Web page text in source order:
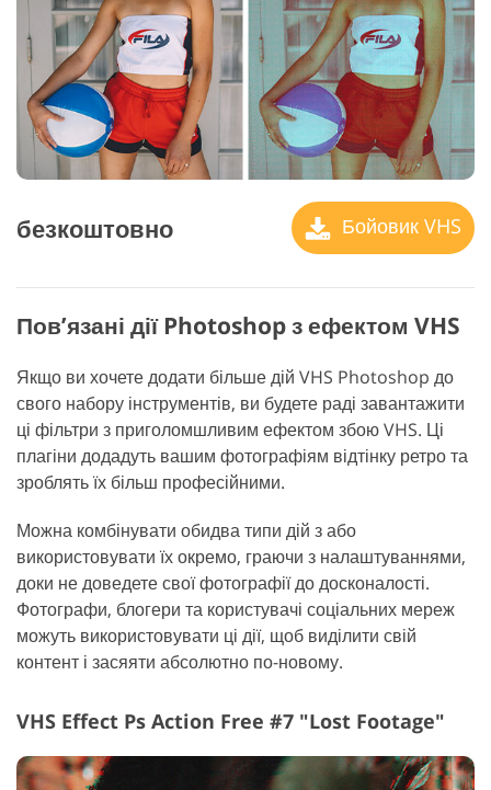
безкоштовно Бойовик VHS
Пов’язані дії Photoshop з ефектом VHS
Якщо ви хочете додати більше дій VHS Photoshop до
свого набору інструментів, ви будете раді завантажити
ці фільтри з приголомшливим ефектом збою VHS. Ці
плагіни додадуть вашим фотографіям відтінку ретро та
зроблять їх більш професійними.
Можна комбінувати обидва типи дій з або
використовувати їх окремо, граючи з налаштуваннями,
доки не доведете свої фотографії до досконалості.
Фотографи, блогери та користувачі соціальних мереж
можуть використовувати ці дії, щоб виділити свій
контент і засяяти абсолютно по-новому.
VHS Effect Ps Action Free #7 "Lost Footage"